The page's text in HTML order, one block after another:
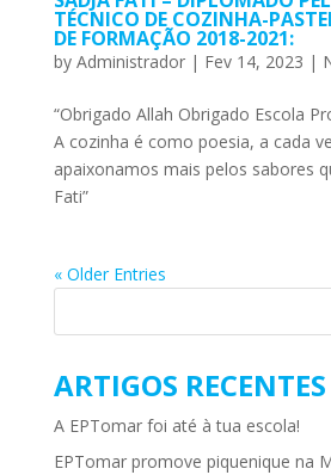
TÉCNICO DE COZINHA-
DE FORMAÇÃO 2018-2021:
by Administrador| Fev 14, 2023 |
“Obrigado Allah Obrigado Escola
A cozinha é como poesia, a cada
apaixonamos mais pelos sabores
Fati”
« Older Entries
ARTIGOS RECENTES
A EPTomar foi até à tua escola!
EPTomar promove piquenique na